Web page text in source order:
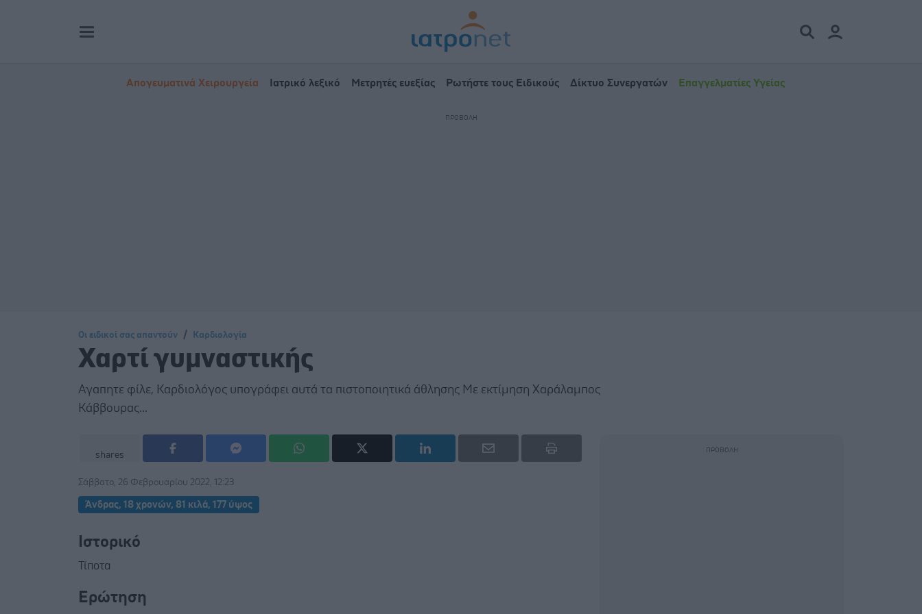
Απογευματινά Χειρουργεία Ιατρικό λεξικό Μετρητές ευεξίας Ρωτήστε τους Ειδικούς Δίκτυο Συνεργατών Επαγγελματίες Υγείας
Οι ειδικοί σας απαντούν Καρδιολογία
Χαρτί γυμναστικής
Αγαπητε φίλε, Καρδιολόγος υπογράφει αυτά τα πιστοποιητικά άθλησης Με εκτίμηση Χαράλαμπος
Κάββουρας...
shares
Σάββατο, 26 Φεβρουαρίου 2022, 12:23
Άνδρας, 18 χρονών, 81 κιλά, 177 ύψος
Ιστορικό
Τίποτα
Ερώτηση